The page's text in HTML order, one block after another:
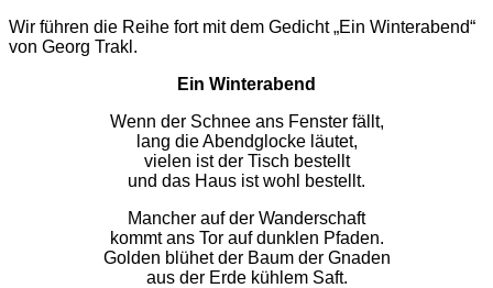
Wir führen die Reihe fort mit dem Gedicht „Ein Winterabend“
von Georg Trakl.
Ein Winterabend
Wenn der Schnee ans Fenster fällt,
lang die Abendglocke läutet,
vielen ist der Tisch bestellt
und das Haus ist wohl bestellt.
Mancher auf der Wanderschaft
kommt ans Tor auf dunklen Pfaden.
Golden blühet der Baum der Gnaden
aus der Erde kühlem Saft.